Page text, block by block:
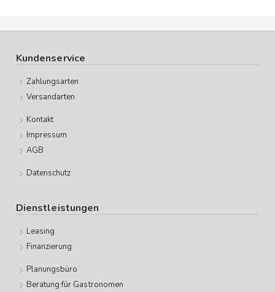
Kundenservice
Zahlungsarten
Versandarten
Kontakt
Impressum
AGB
Datenschutz
Dienstleistungen
Leasing
Finanzierung
Planungsbüro
Beratung für Gastronomen